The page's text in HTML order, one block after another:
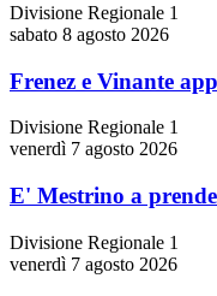
Divisione Regionale 1
sabato 8 agosto 2026
Frenez e Vinante
Divisione Regionale 1
venerdì 7 agosto 2026
E' Mestrino a
Divisione Regionale 1
venerdì 7 agosto 2026